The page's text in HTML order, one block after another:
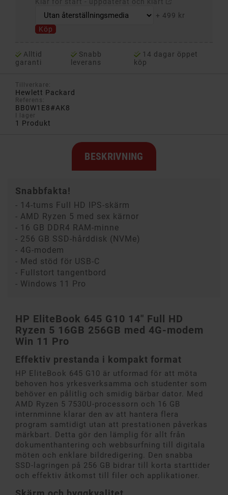
Klar för start - uppdaterat och klart
+ 499 kr
Köp
Alltid
garanti
Snabb
leverans
14 dagar öppet
köp
Tillverkare:
Hewlett Packard
Referens:
BB0W1E8#AK8
I lager
1 Produkt
BESKRIVNING
HP EliteBook 645 G10 14" Full HD
Ryzen 5 16GB 256GB med 4G-modem
Win 11 Pro
Effektiv prestanda i kompakt format
HP EliteBook 645 G10 är utformad för att möta
behoven hos yrkesverksamma och studenter som
behöver en pålitlig och smidig bärbar dator. Med
AMD Ryzen 5 7530U-processorn och 16 GB
internminne klarar den av att hantera flera
program samtidigt utan att prestationen påverkas
märkbart. Detta gör den lämplig för allt från
dokumenthantering och webbsurfning till digitala
möten och enklare bildredigering. Den snabba
SSD-lagringen på 256 GB bidrar till korta starttider
och effektiv åtkomst till filer och applikationer.
Snabbfakta!
- 14-tums Full HD IPS-skärm
- AMD Ryzen 5 med sex kärnor
- 16 GB DDR4 RAM-minne
- 256 GB SSD-hårddisk (NVMe)
- 4G-modem
- Med stöd för USB-C
- Fullstort tangentbord
- Windows 11 Pro